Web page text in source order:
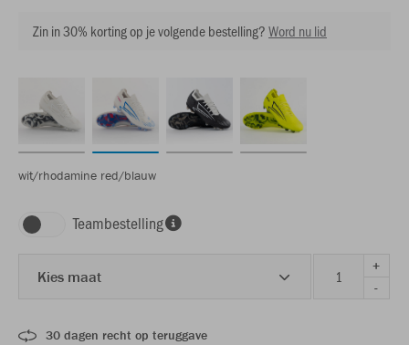
Zin in 30% korting op je volgende bestelling?Word nu lid
wit/rhodamine red/blauw
Teambestelling
Kies maat
+
-
30 dagen recht op teruggave